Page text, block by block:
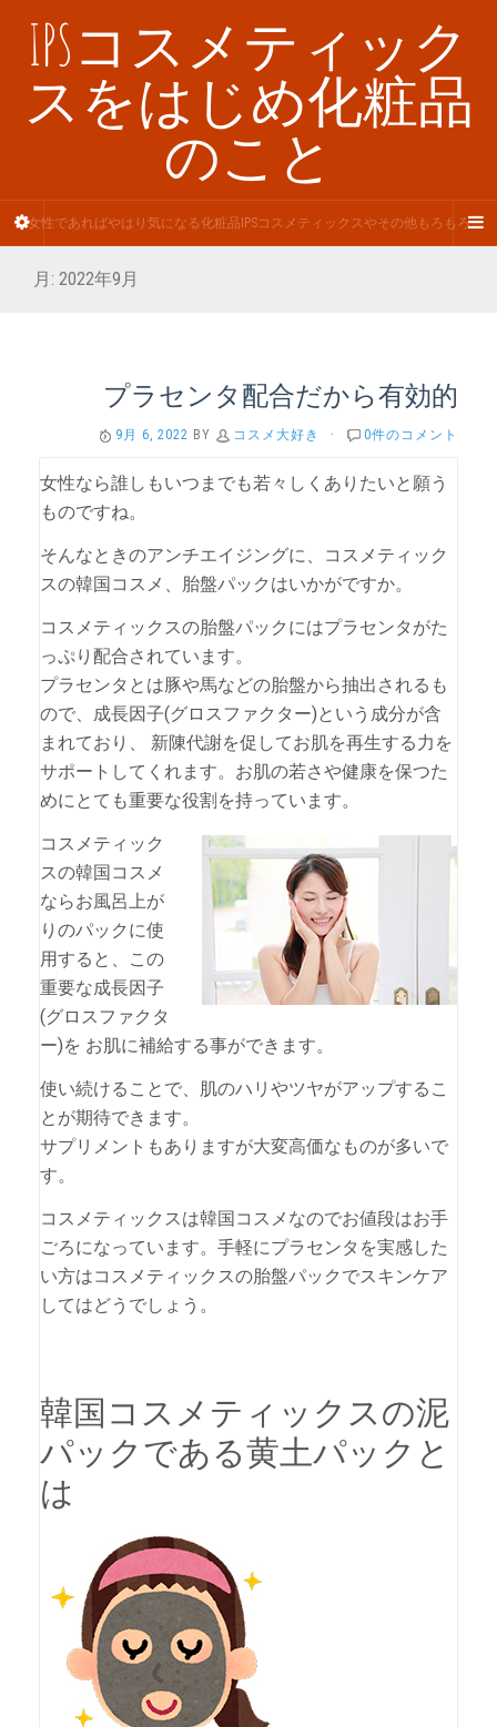
IPSコスメティック
スをはじめ化粧品
のこと
女性であればやはり気になる化粧品IPSコスメティックスやその他もろもろ
月: 2022年9月
プラセンタ配合だから有効的
9月 6, 2022 BY コスメ大好き · 0件のコメント
女性なら誰しもいつまでも若々しくありたいと願う
ものですね。
そんなときのアンチエイジングに、コスメティック
スの韓国コスメ、胎盤パックはいかがですか。
コスメティックスの胎盤パックにはプラセンタがた
っぷり配合されています。
プラセンタとは豚や馬などの胎盤から抽出されるも
ので、成長因子(グロスファクター)という成分が含
まれており、 新陳代謝を促してお肌を再生する力を
サポートしてくれます。お肌の若さや健康を保つた
めにとても重要な役割を持っています。
コスメティック
スの韓国コスメ
ならお風呂上が
りのパックに使
用すると、この
重要な成長因子
(グロスファクタ
ー)を お肌に補給する事ができます。
使い続けることで、肌のハリやツヤがアップするこ
とが期待できます。
サプリメントもありますが大変高価なものが多いで
す。
コスメティックスは韓国コスメなのでお値段はお手
ごろになっています。手軽にプラセンタを実感した
い方はコスメティックスの胎盤パックでスキンケア
してはどうでしょう。
韓国コスメティックスの泥
パックである黄土パックと
は